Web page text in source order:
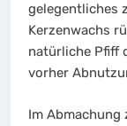
gelegentliches
Kerzenwachs
natürliche Pfiff
vorher
Im Abmachung